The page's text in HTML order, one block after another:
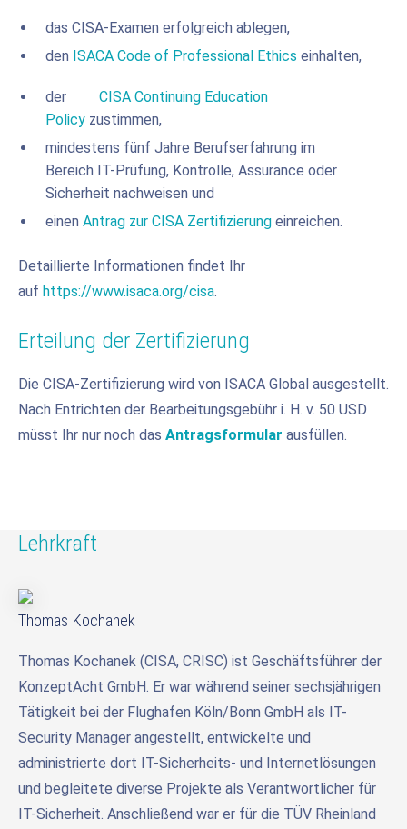
das CISA-Examen erfolgreich ablegen,
den ISACA Code of Professional Ethics einhalten,
der
CISA Continuing Education
Policy zustimmen,
mindestens fünf Jahre Berufserfahrung im
Bereich IT-Prüfung, Kontrolle, Assurance oder
Sicherheit nachweisen und
einen Antrag zur CISA Zertifizierung einreichen.
Detaillierte Informationen findet Ihr
auf https://www.isaca.org/cisa.
Erteilung der Zertifizierung
Die CISA-Zertifizierung wird von ISACA Global ausgestellt.
Nach Entrichten der Bearbeitungsgebühr i. H. v. 50 USD
müsst Ihr nur noch das Antragsformular ausfüllen.
Lehrkraft
Thomas Kochanek
Thomas Kochanek (CISA, CRISC) ist Geschäftsführer der
KonzeptAcht GmbH. Er war während seiner sechsjährigen
Tätigkeit bei der Flughafen Köln/Bonn GmbH als IT-
Security Manager angestellt, entwickelte und
administrierte dort IT-Sicherheits- und Internetlösungen
und begleitete diverse Projekte als Verantwortlicher für
IT-Sicherheit. Anschließend war er für die TÜV Rheinland